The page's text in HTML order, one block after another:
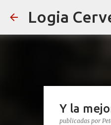
Logia
Y la
publicadas por